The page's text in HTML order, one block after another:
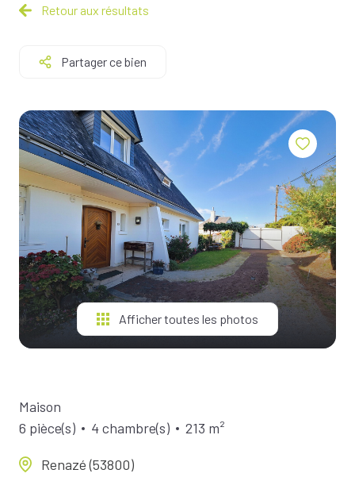
VENDRE
BIENS
NOS
BIENS À
LA
LOCATION
ESTIMEZ
VOTRE
BIEN
NOTRE
ÉQUIPE
Retour aux résultats
Partager ce bien
Afficher toutes les photos
Maison
6 pièce(s)
4 chambre(s) 213 m²
Renazé (53800)